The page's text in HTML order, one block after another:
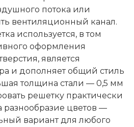
потока или
вентиляционный канал.
используется, в том
оформления
является
и дополняет общий стиль
толщина стали — 0,5 мм
решетку практически
разнообразие цветов —
вариант для любого